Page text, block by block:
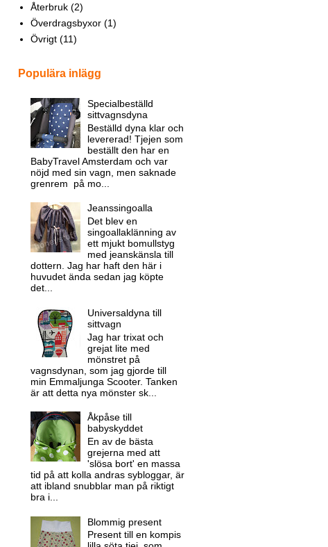
Återbruk (2)
Överdragsbyxor (1)
Övrigt (11)
Populära inlägg
Specialbeställd
sittvagnsdyna
Beställd dyna klar och
levererad! Tjejen som
beställt den har en
BabyTravel Amsterdam och var
nöjd med sin vagn, men saknade
grenrem på mo...
Jeanssingoalla
Det blev en
singoallaklänning av
ett mjukt bomullstyg
med jeanskänsla till
dottern. Jag har haft den här i
huvudet ända sedan jag köpte
det...
Universaldyna till
sittvagn
Jag har trixat och
grejat lite med
mönstret på
vagnsdynan, som jag gjorde till
min Emmaljunga Scooter. Tanken
är att detta nya mönster sk...
Åkpåse till
babyskyddet
En av de bästa
grejerna med att
'slösa bort' en massa
tid på att kolla andras sybloggar, är
att ibland snubblar man på riktigt
bra i...
Blommig present
Present till en kompis